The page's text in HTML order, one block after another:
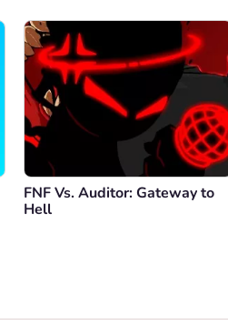
FNF Vs. Auditor: Gateway to
Hell